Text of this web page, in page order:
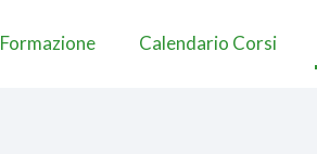
Formazione Calendario Corsi